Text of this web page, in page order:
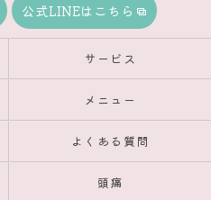
公式LINEはこちら
サービス
メニュー
よくある質問
頭痛